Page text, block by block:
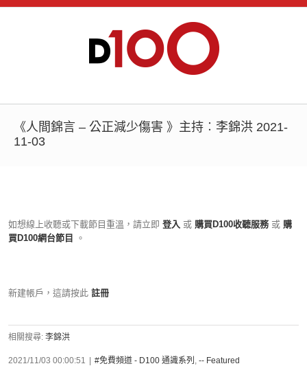
《人間錦言 – 公正減少傷害 》主持︰李錦洪 2021-
11-03
如想線上收聽或下載節目重溫，請立即 登入 或 購買D100收聽服務 或 購
買D100網台節目
。
新建帳戶，這請按此 註冊
相關搜尋: 李錦洪
2021/11/03 00:00:51 #免費頻道 - D100 通識系列 , -- Featured